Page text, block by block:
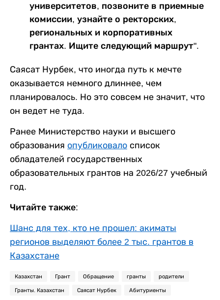
университетов, позвоните в приемные
комиссии, узнайте о ректорских,
региональных и корпоративных
грантах. Ищите следующий маршрут".
Саясат Нурбек, что иногда путь к мечте
оказывается немного длиннее, чем
планировалось. Но это совсем не значит, что
он ведет не туда.
Ранее Министерство науки и высшего
образования опубликовало список
обладателей государственных
образовательных грантов на 2026/27 учебный
год.
Читайте также:
Шанс для тех, кто не прошел: акиматы
регионов выделяют более 2 тыс. грантов в
Казахстане
Казахстан Грант Обращение гранты родители
Гранты. Казахстан Саясат Нурбек Абитуриенты